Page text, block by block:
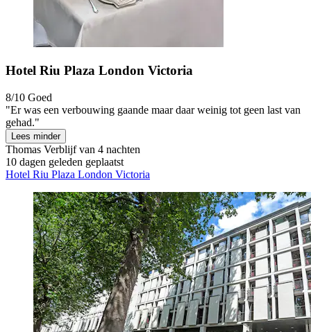
Hotel Riu Plaza London Victoria
8/10 Goed
"Er was een verbouwing gaande maar daar weinig tot geen last van
gehad."
Lees minder
Thomas Verblijf van 4 nachten
10 dagen geleden geplaatst
Hotel Riu Plaza London Victoria